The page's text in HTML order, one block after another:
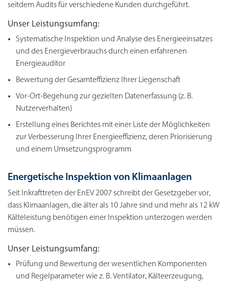
seitdem Audits für verschiedene Kunden durchgeführt.
Unser Leistungsumfang:
Systematische Inspektion und Analyse des Energieeinsatzes
und des Energieverbrauchs durch einen erfahrenen
Energieauditor
Bewertung der Gesamteffizienz Ihrer Liegenschaft
Vor-Ort-Begehung zur gezielten Datenerfassung (z. B.
Nutzerverhalten)
Erstellung eines Berichtes mit einer Liste der Möglichkeiten
zur Verbesserung Ihrer Energieeffizienz, deren Priorisierung
und einem Umsetzungsprogramm
Energetische Inspektion von Klimaanlagen
Seit Inkrafttreten der EnEV 2007 schreibt der Gesetzgeber vor,
dass Klimaanlagen, die älter als 10 Jahre sind und mehr als 12 kW
Kälteleistung benötigen einer Inspektion unterzogen werden
müssen.
Unser Leistungsumfang:
Prüfung und Bewertung der wesentlichen Komponenten
und Regelparameter wie z. B. Ventilator, Kälteerzeugung,